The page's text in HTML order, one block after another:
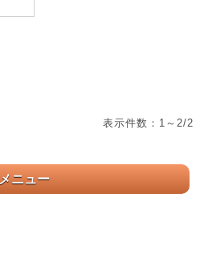
表示件数：1～2/2
メニュー